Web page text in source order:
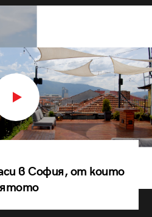
в София, от които